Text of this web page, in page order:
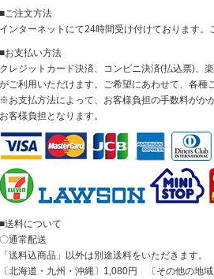
■ご注文方法
インターネットにて24時間受け付けております。
■お支払い方法
クレジットカード決済、コンビニ決済(払込票)、
がご利用いただけます。ご希望にあわせて、各種
※お支払方法によって、お客様負担の手数料がか
お客様負担となります。
■送料について
〇通常配送
「送料込商品」以外は別途送料をいただきます。
〔北海道・九州・沖縄〕1,080円 〔その他の地